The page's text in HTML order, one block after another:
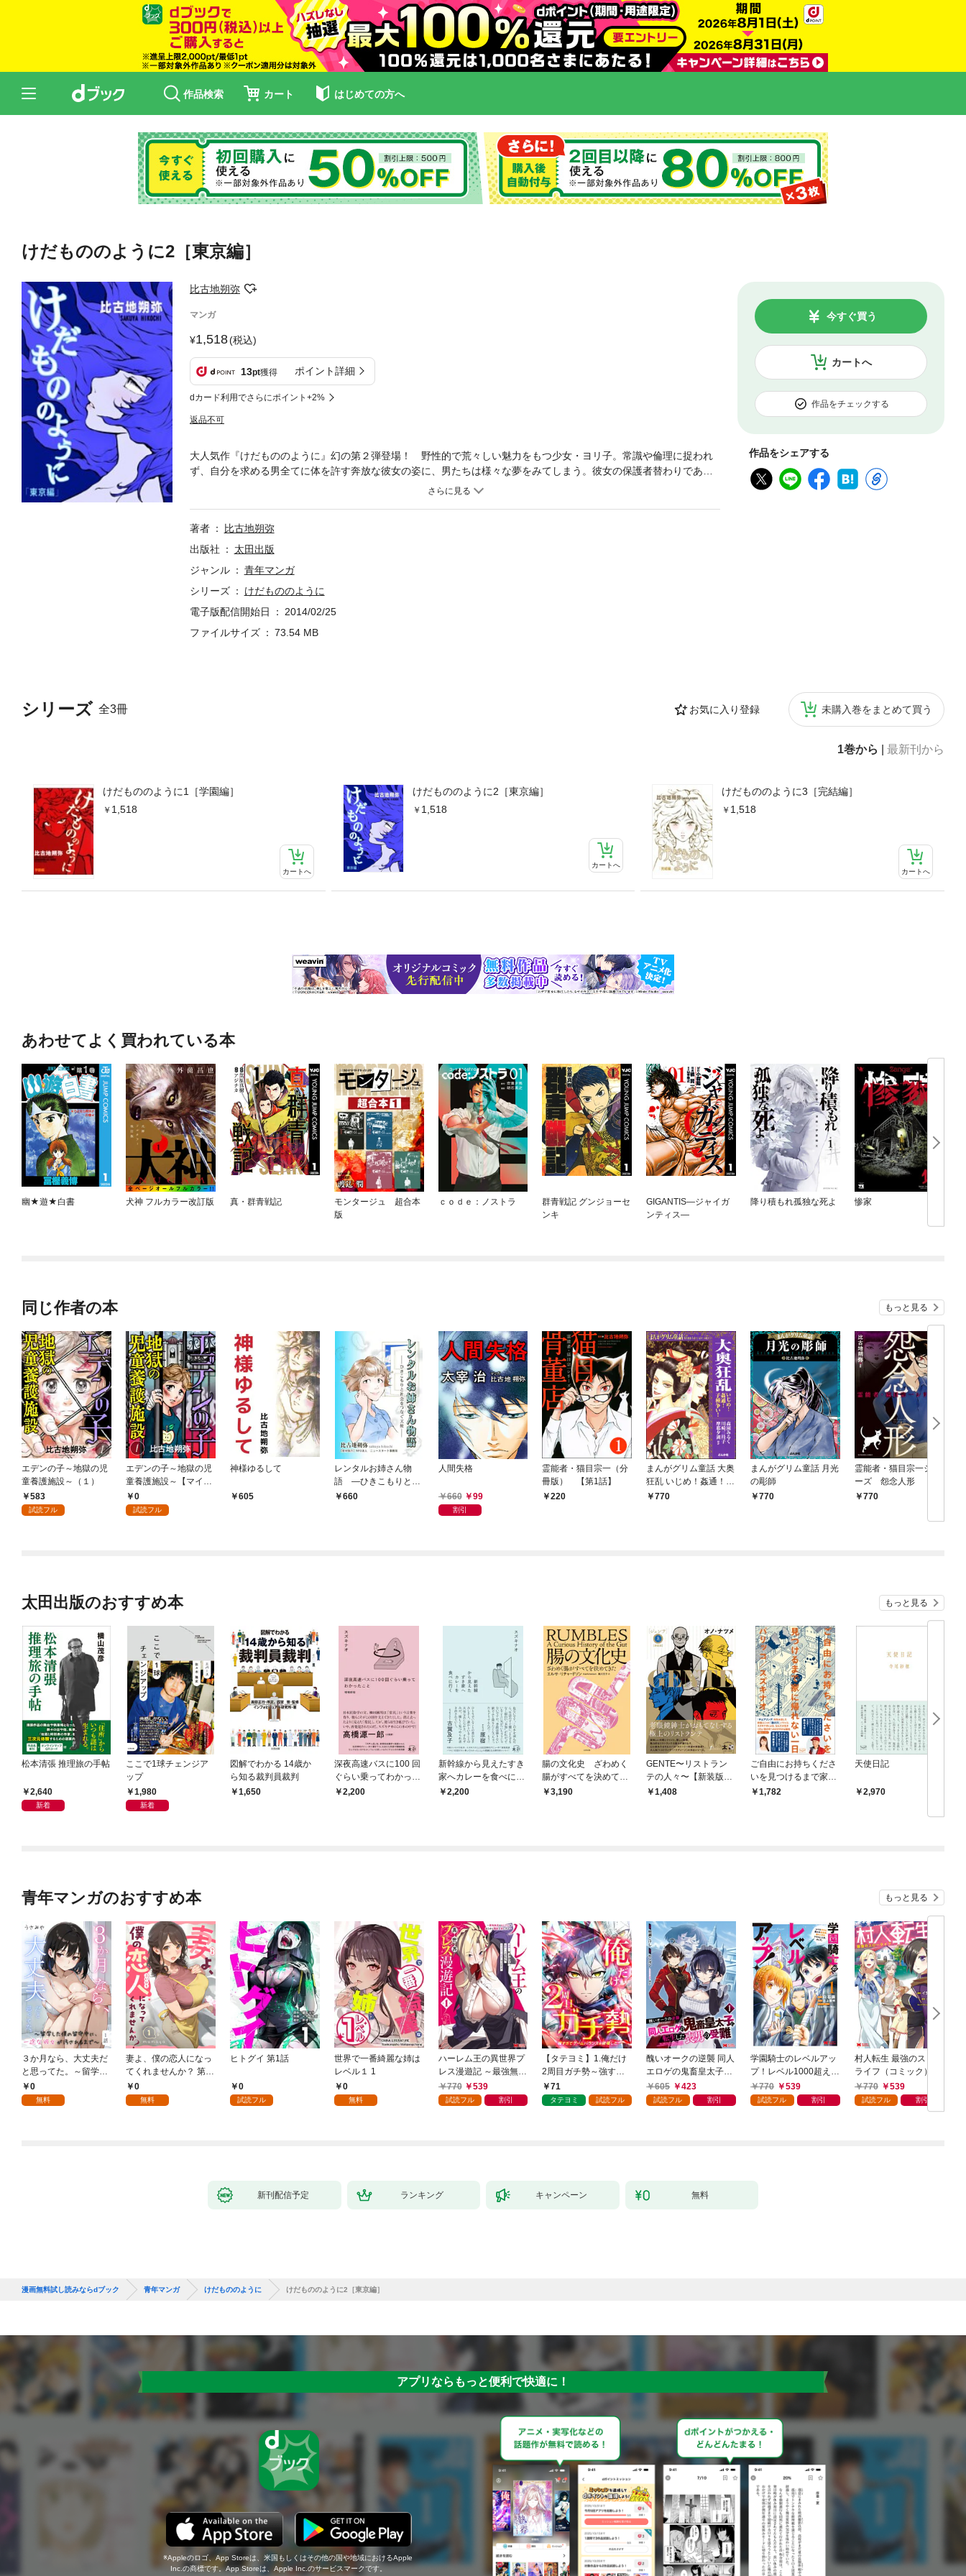
作品検索 カート はじめての方へ
けだもののように2［東京編］
比古地朔弥
マンガ
1,518(税込)
13pt獲得 ポイント詳細
dカード利用でさらにポイント+2%
返品不可
カートへ
今すぐ買う
作品をチェックする
作品をシェアする
シリーズ 全3冊 お気に入り登録 未購入巻をまとめて買う
1巻から 最新刊から
けだもののように1［学園編］
1,518
カートへ
けだもののように2［東京編］
1,518
カートへ
けだもののように3［完結編］
1,518
カートへ
大人気作『けだもののように』幻の第２弾登場！ 野性的で荒々しい魅力をもつ少女・ヨリ子。常識や倫理に捉われ
ず、自分を求める男全てに体を許す奔放な彼女の姿に、男たちは様々な夢をみてしまう。彼女の保護者替わりである
中年男の麻紀もその一人。麻紀はヨリ子を連れて東京に戻り、「16歳になったら結婚しよう」と告げるが……。（全
著者
比古地朔弥
出版社
太田出版
ジャンル
青年マンガ
シリーズ
けだもののように
電子版配信開始日
2014/02/25
ファイルサイズ
73.54 MB
あわせてよく買われている本
幽★遊★白書 犬神 フルカラー改訂版 真・群青戦記
モンタージュ 超合本
版
ｃｏｄｅ：ノストラ
群青戦記 グンジョーセ
ンキ
GIGANTIS—ジャイガ
ンティス—
降り積もれ孤独な死よ 惨家
同じ作者の本 もっと見る
エデンの子～地獄の児
童養護施設～（１）
583
試読フル
エデンの子～地獄の児
童養護施設～【マイク
ロ】（１）
0
試読フル
神様ゆるして
605
レンタルお姉さん物
語 ―ひきこもりと社
会をつなぐ天使―
660
人間失格
660 99
割引
霊能者・猫目宗一（分
冊版） 【第1話】
220
まんがグリム童話 大奥
狂乱 いじめ！姦通！子
種争い！
770
まんがグリム童話 月光
の彫師
770
霊能者・猫目宗一シリ
ーズ 怨念人形
770
太田出版のおすすめ本 もっと見る
松本清張 推理旅の手帖
2,640
新着
ここで1球チェンジア
ップ
1,980
新着
図解でわかる 14歳か
ら知る裁判員裁判
1,650
深夜高速バスに100 回
ぐらい乗ってわかった
こと 増補新版
2,200
新幹線から見えたすき
家へカレーを食べに行
く2,200
腸の文化史 ざわめく
腸がすべてを決めてき
た3,190
GENTE〜リストラン
テの人々〜【新装版】
上1,408
ご自由にお持ちくださ
いを見つけるまで家に
帰れない一日
1,782
天使日記
2,970
青年マンガのおすすめ本 もっと見る
３か月なら、大丈夫だ
と思ってた。～留学し
た僕の留守中に、一途
な彼女が汚されるまで
0
無料
妻よ、僕の恋人になっ
てくれませんか？ 第1
話0
無料
ヒトグイ 第1話
0
試読フル
世界で一番綺麗な姉は
レベル１ 1
0
無料
ハーレム王の異世界プ
レス漫遊記 ～最強無双
のおじさんはあらゆる
種族を嫁にする～（コ
770 539
試読フル 割引
【タテヨミ】1.俺だけ
2周目ガチ勢～強すぎ
てゲームバランスを破
壊した～
71
タテヨミ 試読フル
醜いオークの逆襲 同人
エロゲの鬼畜皇太子に
転生した喪男の受難
（コミック） 1
605 423
試読フル 割引
学園騎士のレベルアッ
プ！レベル1000超えの
転生者、落ちこぼれク
ラスに入学。そして、
770 539
試読フル 割引
村人転生 最強のスロー
ライフ（コミック） 1
770
539
試読フル 割引
新刊配信予定 ランキング キャンペーン 無料
漫画無料試し読みならdブック 青年マンガ けだもののように けだもののように2［東京編］
アプリならもっと便利で快適に！
Appleのロゴ、App Storeは、米国もしくはその他の国や地域におけるApple
Inc.の商標です。App Storeは、Apple Inc.のサービスマークです。